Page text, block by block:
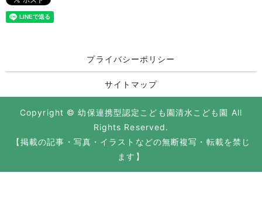
プライバシーポリシー
サイトマップ
Copyright © 幼保連携型認定こども園清水こども園 All
Rights Reserved.
【掲載の記事・写真・イラストなどの無断複写・転載を禁じ
ます】